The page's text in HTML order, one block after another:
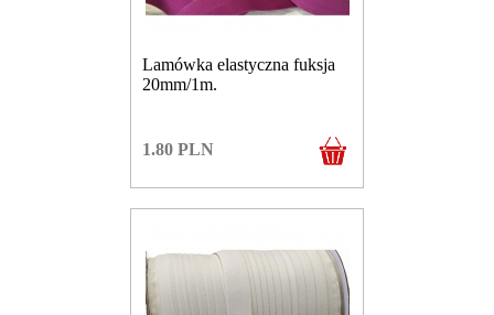
Lamówka elastyczna fuksja
20mm/1m.
1.80 PLN